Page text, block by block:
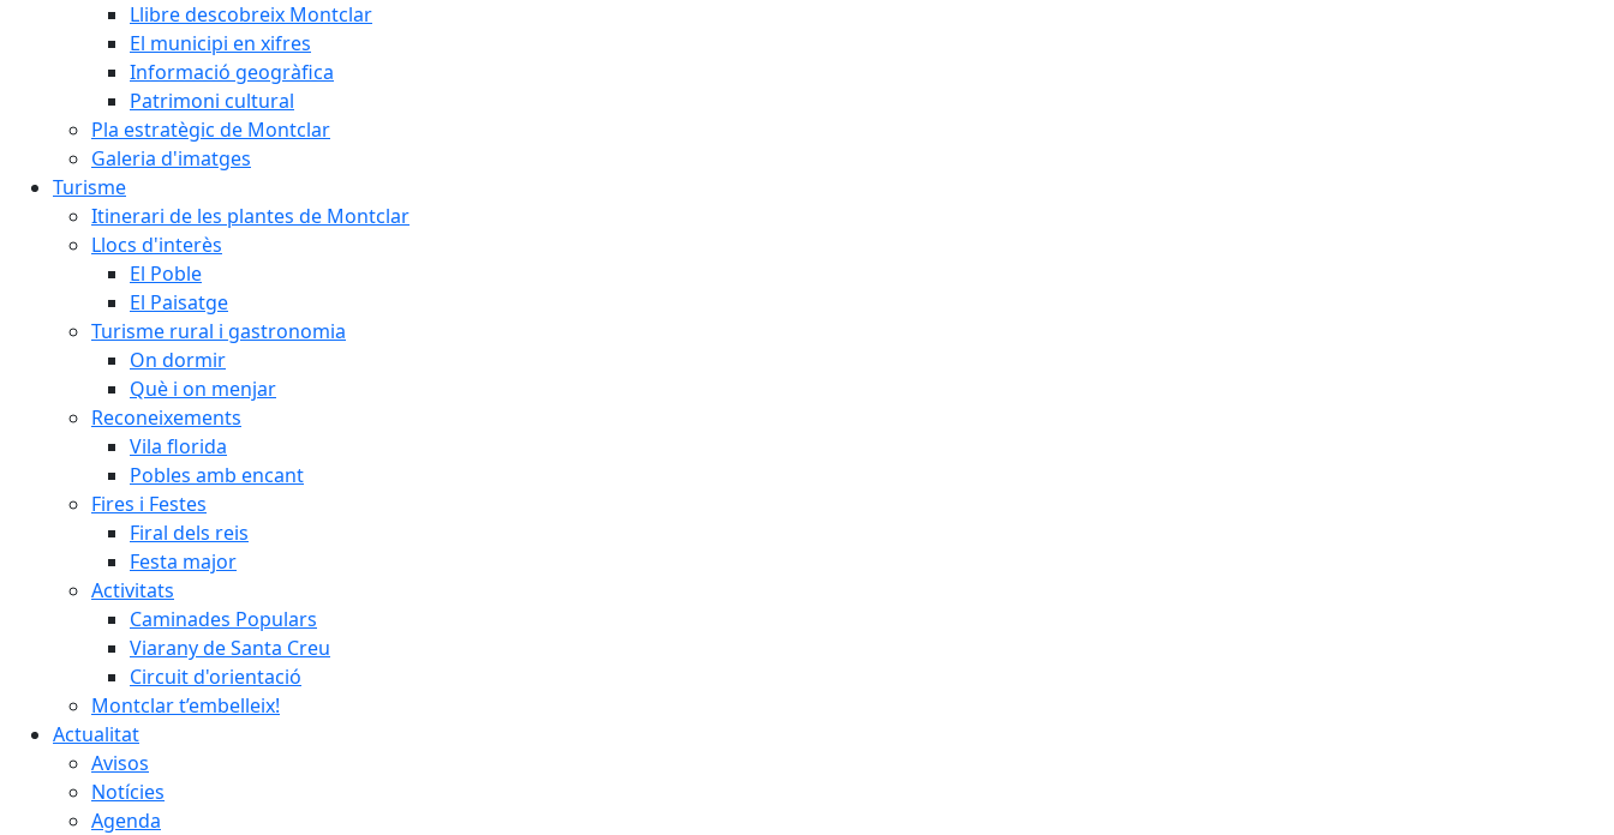
Llibre descobreix Montclar
El municipi en xifres
Informació geogràfica
Patrimoni cultural
Pla estratègic de Montclar
Galeria d'imatges
Turisme
Itinerari de les plantes de Montclar
Llocs d'interès
El Poble
El Paisatge
Turisme rural i gastronomia
On dormir
Què i on menjar
Reconeixements
Vila florida
Pobles amb encant
Fires i Festes
Firal dels reis
Festa major
Activitats
Caminades Populars
Viarany de Santa Creu
Circuit d'orientació
Montclar t’embelleix!
Actualitat
Avisos
Notícies
Agenda